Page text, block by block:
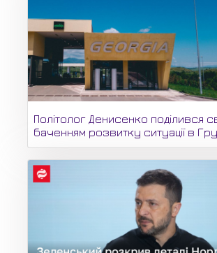
Політолог Денисенко поділився
баченням розвитку ситуації в